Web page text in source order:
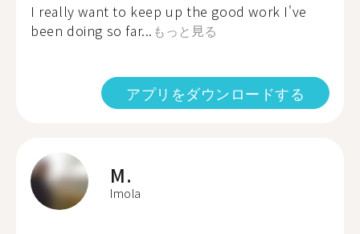
I really want to keep up the good work I've
been doing so far... もっと見る
アプリをダウンロードする
M.
Imola